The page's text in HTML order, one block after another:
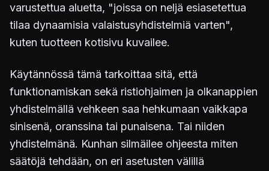
varustettua aluetta, "joissa on neljä esiasetettua
tilaa dynaamisia valaistusyhdistelmiä varten",
kuten tuotteen kotisivu kuvailee.
Käytännössä tämä tarkoittaa sitä, että
funktionamiskan sekä ristiohjaimen ja olkanappien
yhdistelmällä vehkeen saa hehkumaan vaikkapa
sinisenä, oranssina tai punaisena. Tai niiden
yhdistelmänä. Kunhan silmäilee ohjeesta miten
säätöjä tehdään, on eri asetusten välillä